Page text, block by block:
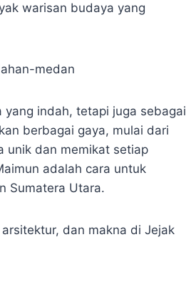
warisan budaya yang
indah, tetapi juga sebagai
berbagai gaya, mulai dari
unik dan memikat setiap
adalah cara untuk
Sumatera Utara.
dan makna di Jejak